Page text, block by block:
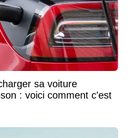
sa voiture
: voici comment c'est